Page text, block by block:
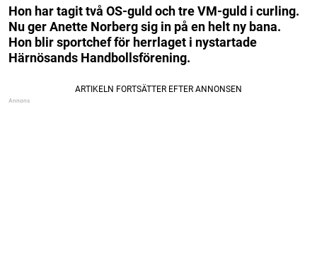
Hon har tagit två OS-guld och tre VM-guld i curling.
Nu ger Anette Norberg sig in på en helt ny bana.
Hon blir sportchef för herrlaget i nystartade
Härnösands Handbollsförening.